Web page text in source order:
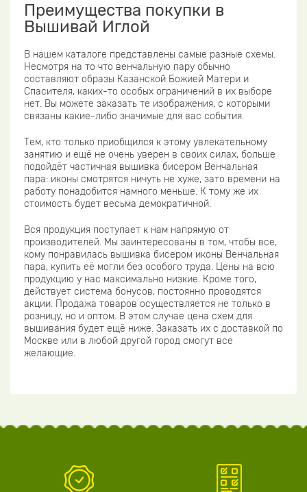
Преимущества покупки в
Вышивай Иглой
В нашем каталоге представлены самые разные схемы.
Несмотря на то что венчальную пару обычно
составляют образы Казанской Божией Матери и
Спасителя, каких-то особых ограничений в их выборе
нет. Вы можете заказать те изображения, с которыми
связаны какие-либо значимые для вас события.
Тем, кто только приобщился к этому увлекательному
занятию и ещё не очень уверен в своих силах, больше
подойдёт частичная вышивка бисером Венчальная
пара: иконы смотрятся ничуть не хуже, зато времени на
работу понадобится намного меньше. К тому же их
стоимость будет весьма демократичной.
Вся продукция поступает к нам напрямую от
производителей. Мы заинтересованы в том, чтобы все,
кому понравилась вышивка бисером иконы Венчальная
пара, купить её могли без особого труда. Цены на всю
продукцию у нас максимально низкие. Кроме того,
действует система бонусов, постоянно проводятся
акции. Продажа товаров осуществляется не только в
розницу, но и оптом. В этом случае цена схем для
вышивания будет ещё ниже. Заказать их с доставкой по
Москве или в любой другой город смогут все
желающие.